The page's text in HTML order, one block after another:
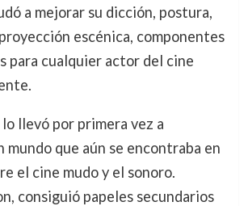
a mejorar su dicción, postura,
escénica, componentes
para cualquier actor del cine
llevó por primera vez a
mundo que aún se encontraba en
el cine mudo y el sonoro.
consiguió papeles secundarios